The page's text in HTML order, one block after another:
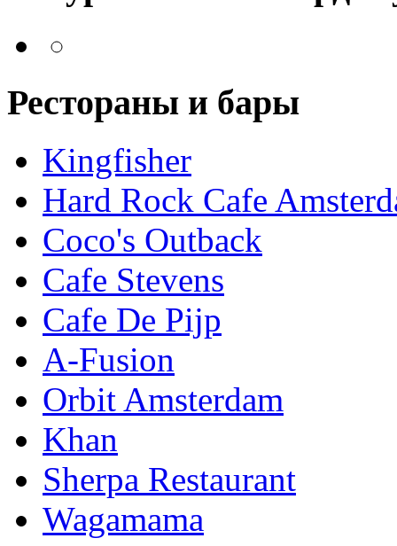
Рестораны и бары
Kingfisher
Hard Rock Cafe
Coco's Outback
Cafe Stevens
Cafe De Pijp
A-Fusion
Orbit Amsterdam
Khan
Sherpa Restaurant
Wagamama